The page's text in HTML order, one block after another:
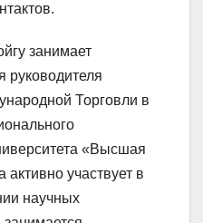
занимает
руководителя
Торговли в
«Высшая
участвует в
научных